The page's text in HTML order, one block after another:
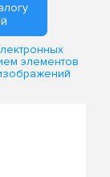
элементов